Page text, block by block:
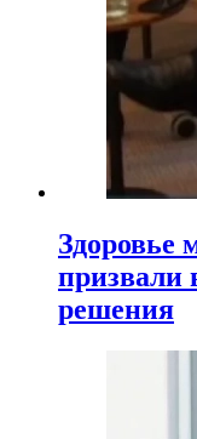
Здоровье
призвали
решения